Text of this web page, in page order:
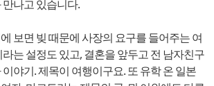
나고 있습니다.
보면 빚 때문에 사장의 요구를 들어주는 여
는 설정도 있고, 결혼을 앞두고 전 남자친구
야기. 제목이 여행이구요. 또 유학 온 일본